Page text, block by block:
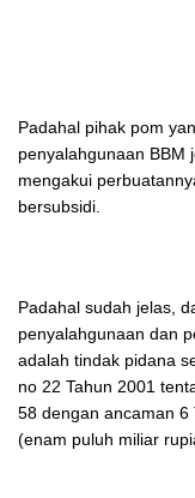
Padahal pihak pom
penyalahgunaan BBM
mengakui
bersubsidi.
Padahal sudah jelas,
penyalahgunaan dan
adalah tindak pidana
no 22 Tahun 2001
58 dengan ancaman
(enam puluh miliar